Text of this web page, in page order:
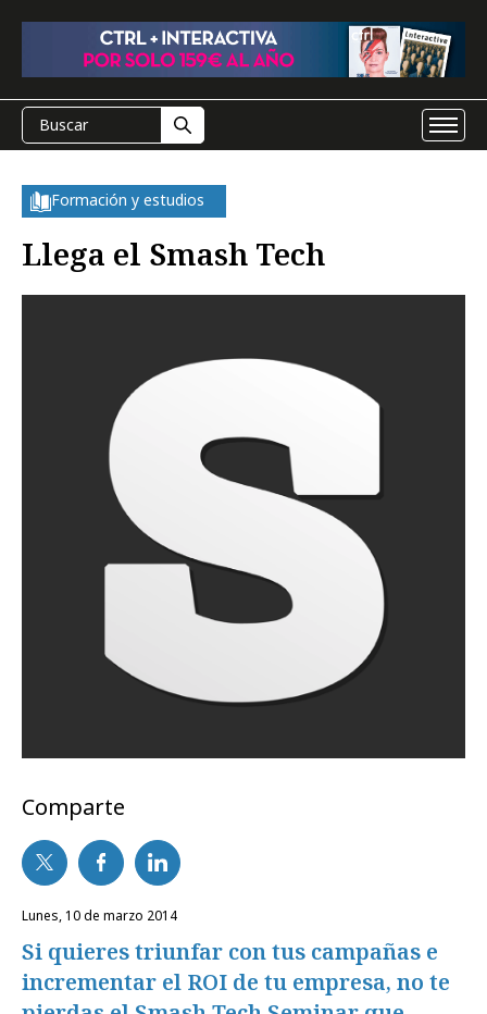
Formación y estudios
Llega el Smash Tech
Comparte
lunes, 10 de marzo 2014
Si quieres triunfar con tus campañas e
incrementar el ROI de tu empresa, no te